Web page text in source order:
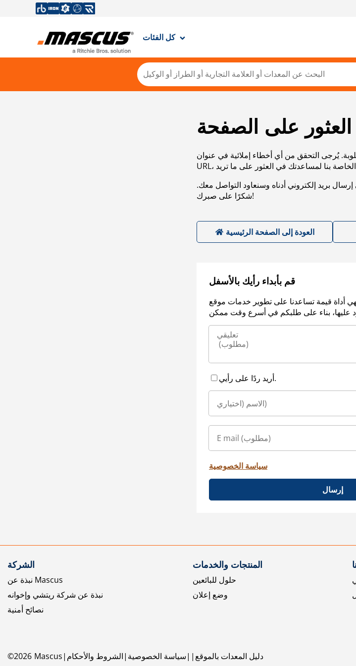
كل الفئات
العثور على الصفحة
يُرجى التحقق من أي أخطاء إملائية في عنوان
بريد إلكتروني أدناه وسنعاود التواصل معك.
شكرًا على صبرك!
العودة إلى الصفحة الرئيسية
قم بأبداء رأيك بالأسفل
أداة قيمة تساعدنا على تطوير خدمات موقع
أريد ردًا على رأيي.
سياسة الخصوصية
إرسال
الشركة
نبذة عن Mascus
نبذة عن شركة ريتشي وإخوانه
نصائح أمنية
المنتجات والخدمات
حلول للبائعين
وضع إعلان
©2026 Mascus الشروط والأحكام سياسة الخصوصية دليل المعدات بالموقع